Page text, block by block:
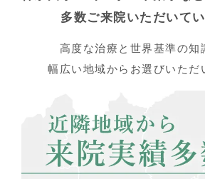
多数ご来院いただいて
高度な治療と世界基準の知
幅広い地域からお選びいただ